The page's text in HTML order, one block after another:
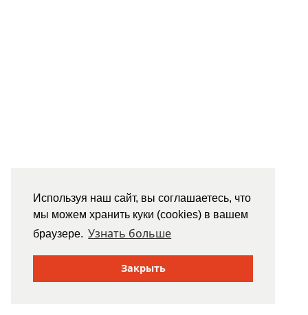
Используя наш сайт, вы соглашаетесь, что
мы можем хранить куки (cookies) в вашем
браузере. Узнать больше
Закрыть